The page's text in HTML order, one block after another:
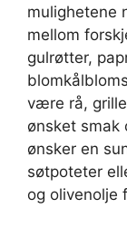
mulighetene
mellom
gulrøtter,
være rå,
ønsket smak
ønsker en
søtpoteter
og olivenolje